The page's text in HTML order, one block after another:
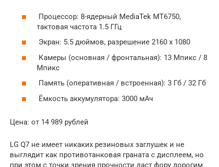
Процессор: 8-ядерный MediaTek MT6750,
тактовая частота 1.5 ГГц
Экран: 5.5 дюймов, разрешение 2160 х 1080
Камеры (основная / фронтальная): 13 Мпикс / 8
Мпикс
Память (оперативная / встроенная): 3 Гб / 32 Гб
Ёмкость аккумулятора: 3000 мАч
Цена: от 14 989 рублей
LG Q7 не имеет никаких резиновых заглушек и не
выглядит как противотанковая граната с дисплеем, но
при этом с точки зрения прочности даст фору дорогим